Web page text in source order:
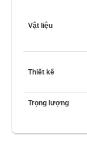
Vật liệu
Thiết kế
Trọng lượng